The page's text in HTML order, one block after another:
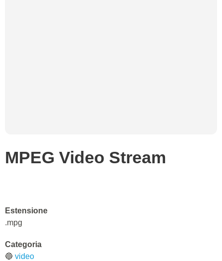
MPEG Video Stream
Estensione
.mpg
Categoria
🔵 video